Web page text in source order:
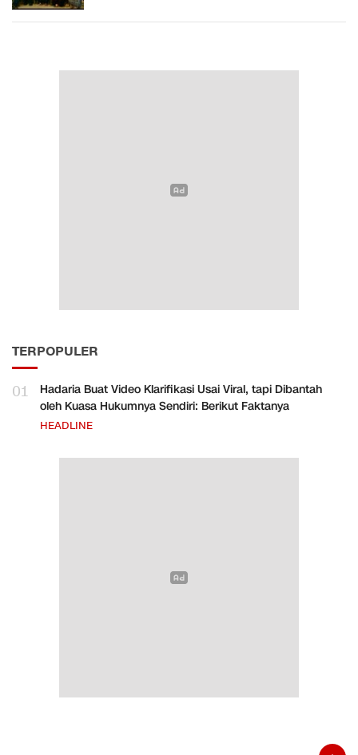
TERPOPULER
01
Hadaria Buat Video Klarifikasi Usai Viral, tapi Dibantah
oleh Kuasa Hukumnya Sendiri: Berikut Faktanya
HEADLINE